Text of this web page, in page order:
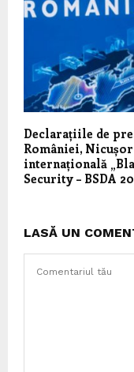
Declarațiile de
României,
internațională
Security – BSDA
LASĂ UN